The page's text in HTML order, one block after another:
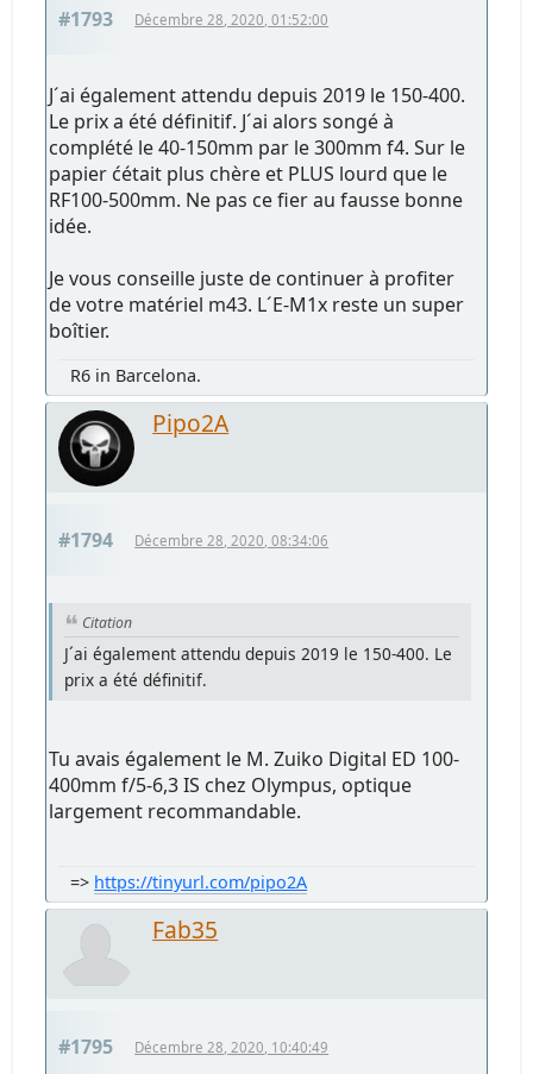
#1793 Décembre 28, 2020, 01:52:00
J´ai également attendu depuis 2019 le 150-400.
Le prix a été définitif. J´ai alors songé à
complété le 40-150mm par le 300mm f4. Sur le
papier ćétait plus chère et PLUS lourd que le
RF100-500mm. Ne pas ce fier au fausse bonne
idée.
Je vous conseille juste de continuer à profiter
de votre matériel m43. L´E-M1x reste un super
boîtier.
R6 in Barcelona.
Pipo2A
#1794 Décembre 28, 2020, 08:34:06
Citation
J´ai également attendu depuis 2019 le 150-400. Le
prix a été définitif.
Tu avais également le M. Zuiko Digital ED 100-
400mm f/5-6,3 IS chez Olympus, optique
largement recommandable.
=> https://tinyurl.com/pipo2A
Fab35
#1795 Décembre 28, 2020, 10:40:49